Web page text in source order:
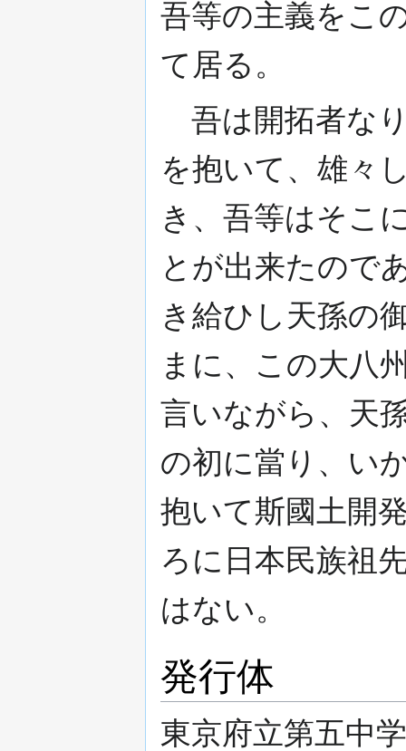
吾等の主義をこ
て居る。
吾は開拓者な
を抱いて、雄々
き、吾等はそこ
とが出来たので
き給ひし天孫の
まに、この大八
言いながら、天
の初に當り、い
抱いて斯國土開
ろに日本民族祖
はない。
発行体
東京府立第五中